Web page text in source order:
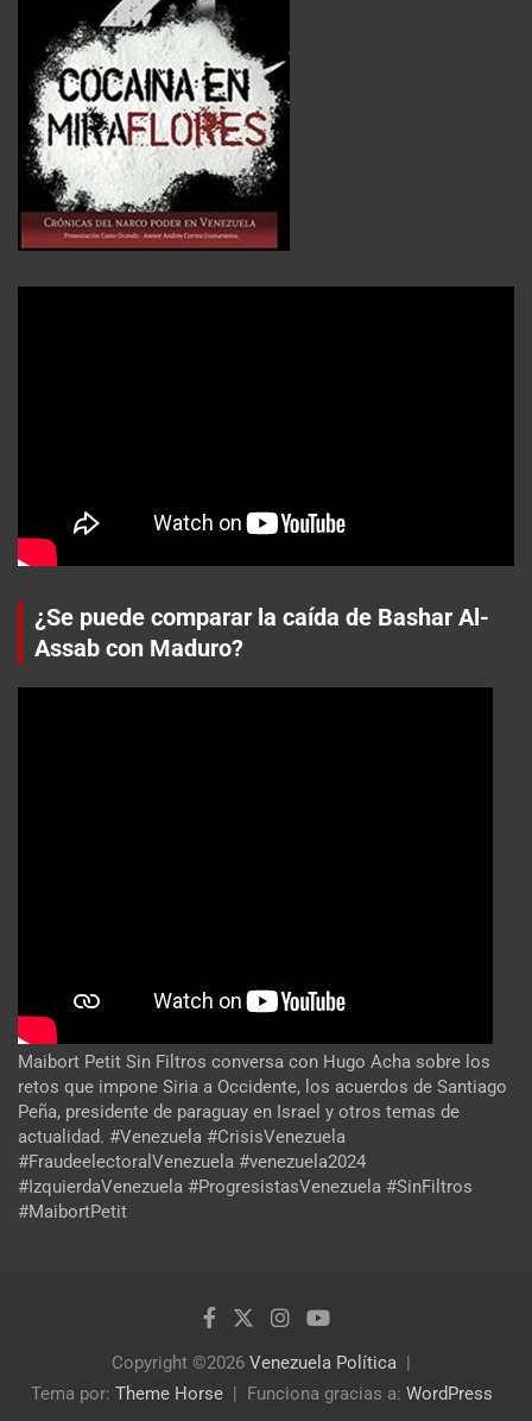
¿Se puede comparar la caída de Bashar Al-
Assab con Maduro?
Maibort Petit Sin Filtros conversa con Hugo Acha sobre los
retos que impone Siria a Occidente, los acuerdos de Santiago
Peña, presidente de paraguay en Israel y otros temas de
actualidad. #Venezuela #CrisisVenezuela
#FraudeelectoralVenezuela #venezuela2024
#IzquierdaVenezuela #ProgresistasVenezuela #SinFiltros
#MaibortPetit
Copyright ©2026 Venezuela Política
Tema por: Theme Horse Funciona gracias a: WordPress